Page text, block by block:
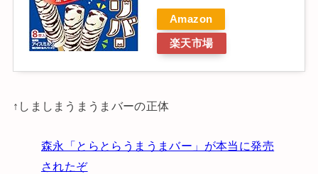
Amazon
楽天市場
↑しましまうまうまバーの正体
森永「とらとらうまうまバー」が本当に発売
されたぞ